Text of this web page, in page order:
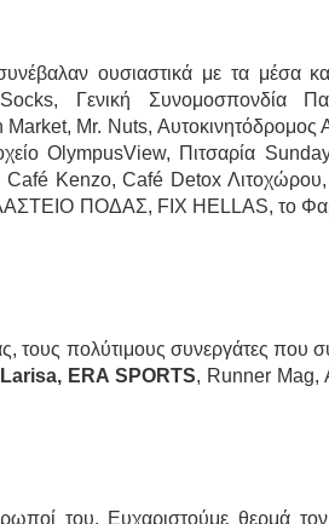
ουσιαστικά με τα μέσα
Γενική Συνομοσπονδία
Mr. Nuts, Αυτοκινητόδρομος
OlympusView, Πιτσαρία
Kenzo, Café Detox
ΠΟΔΑΣ, FIX HELLAS, το
τους πολύτιμους συνεργάτες που
ERA SPORTS, Runner Mag,
του. Ευχαριστούμε θερμά